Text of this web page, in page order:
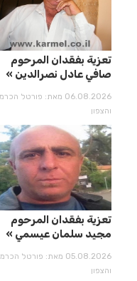
تعزية بفقدان المرحوم
صافي عادل نصرالدين
06.08.2026 מאת: פורטל הכרמל
והצפון
تعزية بفقدان المرحوم
مجيد سلمان عيسمي
05.08.2026 מאת: פורטל הכרמל
והצפון